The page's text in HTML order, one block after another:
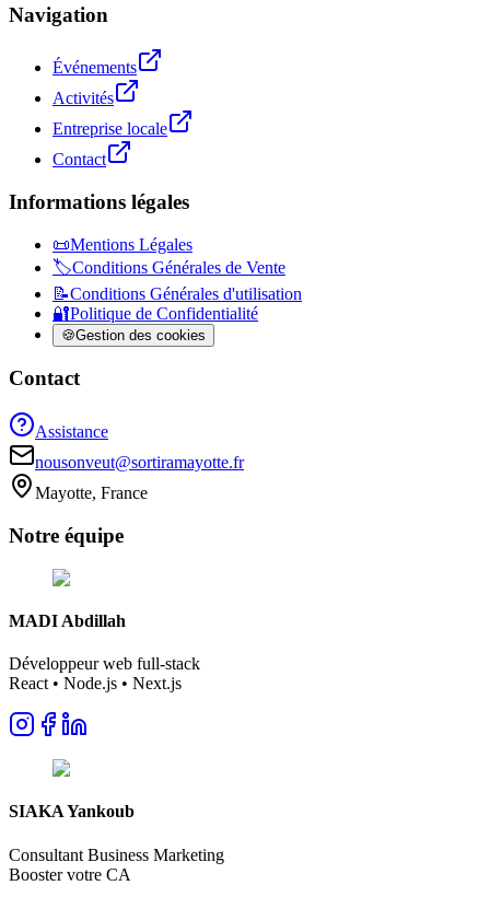
Navigation
Événements
Activités
Entreprise locale
Contact
Informations légales
📜Mentions Légales
🏷️Conditions Générales de Vente
📝Conditions Générales d'utilisation
🔐Politique de Confidentialité
🍪Gestion des cookies
Contact
Assistance
nousonveut@sortiramayotte.fr
Mayotte, France
Notre équipe
MADI Abdillah
Développeur web full-stack
React • Node.js • Next.js
SIAKA Yankoub
Consultant Business Marketing
Booster votre CA